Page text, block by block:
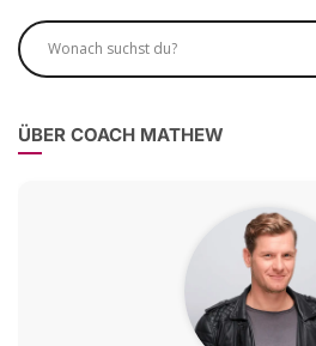
ÜBER COACH MATHEW